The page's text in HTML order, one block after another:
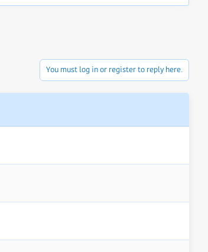
You must log in or register to reply here.